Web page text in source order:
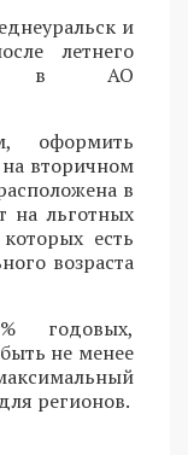
и
летнего
в АО
оформить
вторичном
в
на льготных
есть
возраста
годовых,
не менее
регионов.